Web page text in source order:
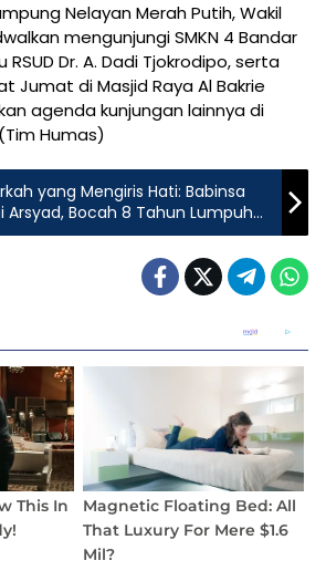
Nelayan Merah Putih, Wakil
mengunjungi SMKN 4 Bandar
Dr. A. Dadi Tjokrodipo, serta
Jumat di Masjid Raya Al Bakrie
agenda kunjungan lainnya di
Humas)
yang Mengiris Hati: Babinsa
Arsyad, Bocah 8 Tahun Lumpuh
Kalirejo